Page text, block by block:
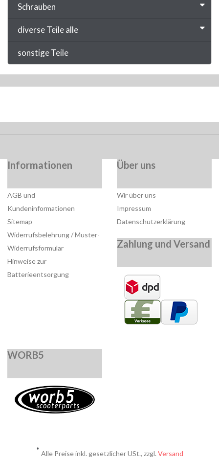
Schrauben
diverse Teile alle
sonstige Teile
Informationen
AGB und
Kundeninformationen
Sitemap
Widerrufsbelehrung / Muster-
Widerrufsformular
Hinweise zur
Batterieentsorgung
Über uns
Wir über uns
Impressum
Datenschutzerklärung
Zahlung und Versand
WORB5
* Alle Preise inkl. gesetzlicher USt., zzgl. Versand